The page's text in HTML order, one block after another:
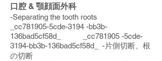
口腔 & 顎顔面外科
-Separating the tooth roots
_cc781905-5cde-3194 -bb3b-
136bad5cf58d_ _cc781905 -5cde-
3194-bb3b-136bad5cf58d_ -片側切断、根
の切断